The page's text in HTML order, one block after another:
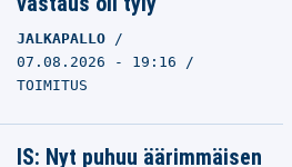
JALKAPALLO
07.08.2026 - 19:16
TOIMITUS
IS: Nyt puhuu äärimmäisen